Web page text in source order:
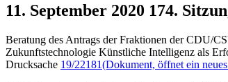
11. September 2020 174.
Beratung des Antrags der Fraktionen der CDU/
Zukunftstechnologie Künstliche Intelligenz als
Drucksache 19/22181(Dokument, öffnet ein